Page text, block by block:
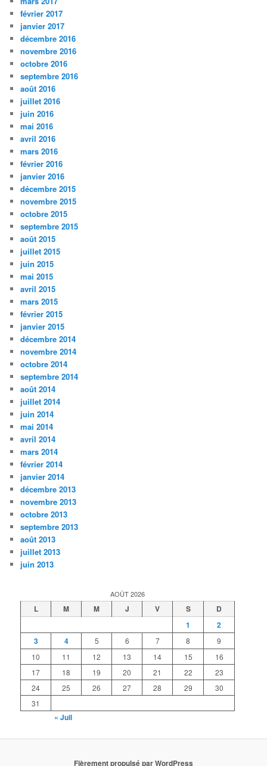
février 2017
janvier 2017
décembre 2016
novembre 2016
octobre 2016
septembre 2016
août 2016
juillet 2016
juin 2016
mai 2016
avril 2016
mars 2016
février 2016
janvier 2016
décembre 2015
novembre 2015
octobre 2015
septembre 2015
août 2015
juillet 2015
juin 2015
mai 2015
avril 2015
mars 2015
février 2015
janvier 2015
décembre 2014
novembre 2014
octobre 2014
septembre 2014
août 2014
juillet 2014
juin 2014
mai 2014
avril 2014
mars 2014
février 2014
janvier 2014
décembre 2013
novembre 2013
octobre 2013
septembre 2013
août 2013
juillet 2013
juin 2013
AOÛT 2026
L M M J V S
D
1
2
3
4 5 6 7 8
9
10
11 12 13 14 15
16
17
18 19 20 21 22
23
24
25 26 27 28 29
30
31
« Juil
Fièrement propulsé par WordPress